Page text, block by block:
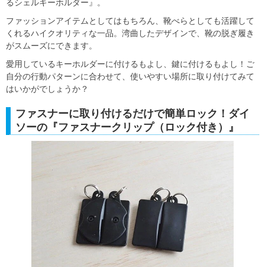
るシェルキーホルダー』。
ファッションアイテムとしてはもちろん、靴べらとしても活躍して
くれるハイクオリティな一品。湾曲したデザインで、靴の脱ぎ履き
がスムーズにできます。
愛用しているキーホルダーに付けるもよし、鍵に付けるもよし！ご
自分の行動パターンに合わせて、使いやすい場所に取り付けてみて
はいかがでしょうか？
ファスナーに取り付けるだけで簡単ロック！ダイ
ソーの『ファスナークリップ（ロック付き）』